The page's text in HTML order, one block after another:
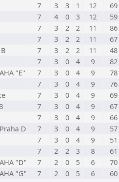
7 3 3 1 12
69
7 4 0 3 12
59
7 3 2 2 11
86
7 3 2 2 11
67
7 3 2 2 11
48
7 3 0 4 9
82
"E" 7 3 0 4 9
78
7 3 0 4 9
76
7 3 0 4 9
69
7 3 0 4 9
67
7 3 0 4 9
66
D 7 3 0 4 9
57
7 3 0 4 9
51
7 2 2 3 8
61
"D" 7 2 0 5 6
70
"G" 7 2 0 5 6
60